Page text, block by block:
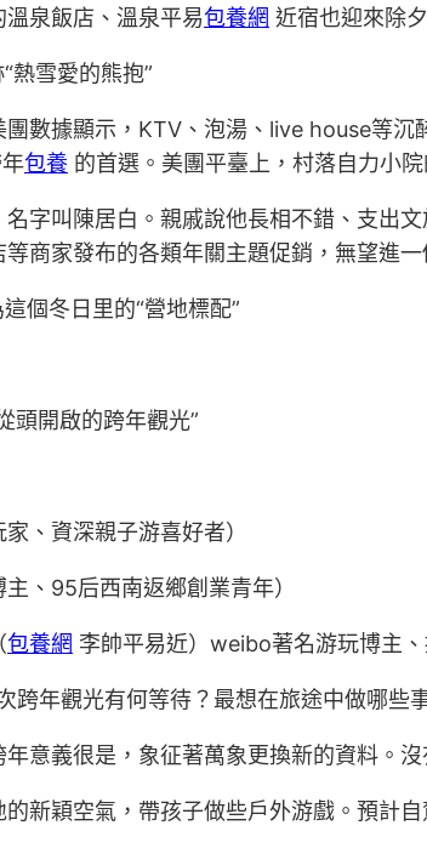
泉飯店、溫泉平易包養網 近宿也迎來除
熱雪愛的熊抱”
團數據顯示，KTV、泡湯、live house等
包養 的首選。美團平臺上，村落自力小
名字叫陳居白。親戚說他長相不錯、支出
商家發布的各類年關主題促銷，無望進
個冬日里的“營地標配”
頭開啟的跨年觀光”
、資深親子游喜好者）
、95后西南返鄉創業青年）
包養網 李帥平易近）weibo著名游玩博主
跨年觀光有何等待？最想在旅途中做哪些
意義很是，象征著萬象更換新的資料。
新穎空氣，帶孩子做些戶外游戲。預計